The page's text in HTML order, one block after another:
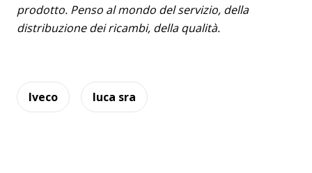
prodotto. Penso al mondo del servizio, della
distribuzione dei ricambi, della qualità.
Iveco luca sra